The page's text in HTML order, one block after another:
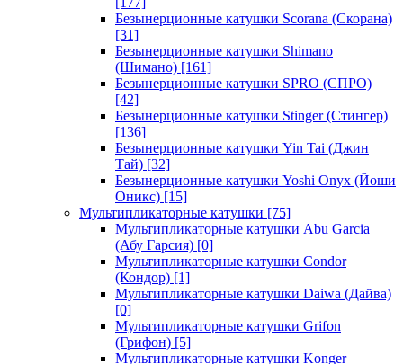
Безынерционные катушки Scorana (Скорана)
[31]
Безынерционные катушки Shimano
(Шимано) [161]
Безынерционные катушки SPRO (СПРО)
[42]
Безынерционные катушки Stinger (Стингер)
[136]
Безынерционные катушки Yin Tai (Джин
Тай) [32]
Безынерционные катушки Yoshi Onyx (Йоши
Оникс) [15]
Мультипликаторные катушки [75]
Мультипликаторные катушки Abu Garcia
(Абу Гарсия) [0]
Мультипликаторные катушки Condor
(Кондор) [1]
Мультипликаторные катушки Daiwa (Дайва)
[0]
Мультипликаторные катушки Grifon
(Грифон) [5]
Мультипликаторные катушки Konger